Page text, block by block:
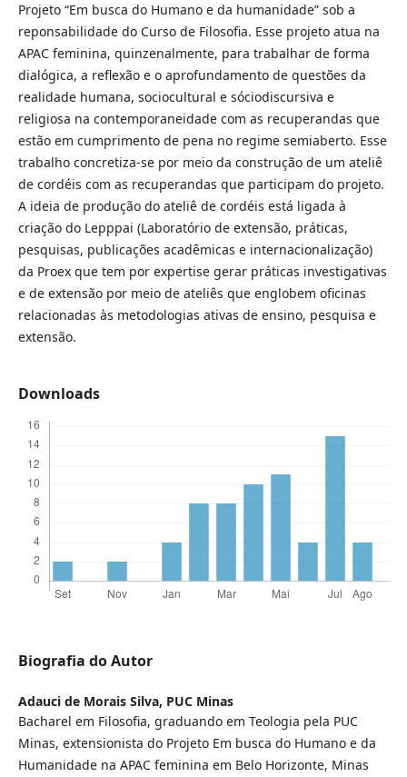
Projeto “Em busca do Humano e da humanidade” sob a
reponsabilidade do Curso de Filosofia. Esse projeto atua na
APAC feminina, quinzenalmente, para trabalhar de forma
dialógica, a reflexão e o aprofundamento de questões da
realidade humana, sociocultural e sóciodiscursiva e
religiosa na contemporaneidade com as recuperandas que
estão em cumprimento de pena no regime semiaberto. Esse
trabalho concretiza-se por meio da construção de um ateliê
de cordéis com as recuperandas que participam do projeto.
A ideia de produção do ateliê de cordéis está ligada à
criação do Lepppai (Laboratório de extensão, práticas,
pesquisas, publicações acadêmicas e internacionalização)
da Proex que tem por expertise gerar práticas investigativas
e de extensão por meio de ateliês que englobem oficinas
relacionadas às metodologias ativas de ensino, pesquisa e
extensão.
Downloads
Biografia do Autor
Adauci de Morais Silva, PUC Minas
Bacharel em Filosofia, graduando em Teologia pela PUC
Minas, extensionista do Projeto Em busca do Humano e da
Humanidade na APAC feminina em Belo Horizonte, Minas